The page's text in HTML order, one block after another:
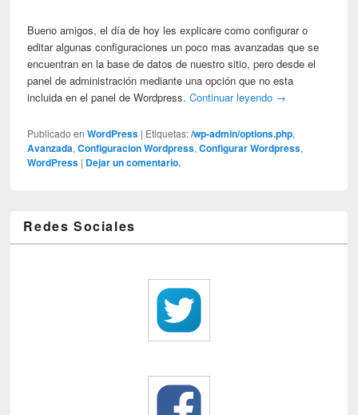
Bueno amigos, el día de hoy les explicare como configurar o
editar algunas configuraciones un poco mas avanzadas que se
encuentran en la base de datos de nuestro sitio, pero desde el
panel de administración mediante una opción que no esta
incluida en el panel de Wordpress.Continuar leyendo →
Publicado en WordPress | Etiquetas: /wp-admin/options.php,
Avanzada,Configuracion Wordpress,Configurar Wordpress,
WordPress | Dejar un comentario.
Redes Sociales